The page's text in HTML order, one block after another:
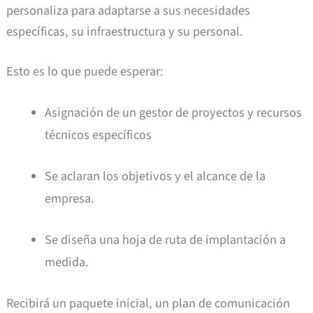
personaliza para adaptarse a sus necesidades
específicas, su infraestructura y su personal.
Esto es lo que puede esperar:
Asignación de un gestor de proyectos y recursos
técnicos específicos
Se aclaran los objetivos y el alcance de la
empresa.
Se diseña una hoja de ruta de implantación a
medida.
Recibirá un paquete inicial, un plan de comunicación